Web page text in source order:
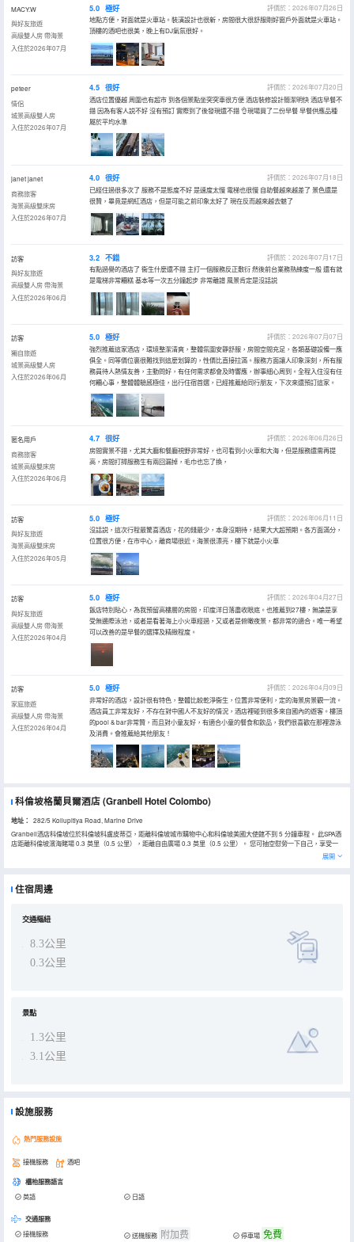
MACY.W
與好友旅遊
高級雙人房 帶海景
入住於2026年07月
5.0 極好
評價於：2026年07月26日
地點方便，對面就是火車站。裝潢設計也很新，房間很大很舒服剛好窗戶外面就是火車站。
頂樓的酒吧也很美，晚上有DJ氣氛很好。
peteer
情侶
城景高級雙人房
入住於2026年07月
4.5 很好
評價於：2026年07月20日
酒店位置優越 周圍也有超市 到各個景點坐突突車很方便 酒店裝修設計簡潔明快 酒店早餐不
錯 因為有客人説不好 沒有預訂 實際到了後發現還不錯 👌現場買了二份早餐 早餐供應品種
屬於平均水準
janet janet
商務旅客
海景高級雙床房
入住於2026年07月
4.0 很好
評價於：2026年07月18日
已經住過很多次了 服務不是態度不好 是速度太慢 電梯也很慢 自助餐越來越差了 景色還是
很贊，畢竟是網紅酒店，但是可能之前印象太好了 現在反而越來越去魅了
訪客
與好友旅遊
高級雙人房 帶海景
入住於2026年06月
3.2 不錯
評價於：2026年07月17日
有點過譽的酒店了 衞生什麼還不錯 主打一個服務反正敷衍 然後前台業務熟練度一般 還有就
是電梯非常糟糕 基本等一次五分鐘起步 非常離譜 風景肯定是沒話説
訪客
獨自旅遊
城景高級雙人房
入住於2026年06月
5.0 極好
評價於：2026年07月07日
強烈推薦這家酒店，環境整潔清爽，整體氛圍安靜舒服，房間空間充足，各類基礎設備一應
俱全。同等價位裏很難找到這麼划算的，性價比直接拉滿。服務方面讓人印象深刻，所有服
務員待人熱情友善，主動問好，有任何需求都會及時響應，辦事細心周到。全程入住沒有任
何糟心事，整體體驗感極佳，出行住宿首選，已經推薦給同行朋友，下次來還預訂這家。
匿名用戶
商務旅客
城景高級雙床房
入住於2026年06月
4.7 很好
評價於：2026年06月26日
房間實景不錯，尤其大廳和餐廳視野非常好，也可看到小火車和大海，但是服務還需再提
高，房間打掃服務生有兩回漏掉，毛巾也忘了換，
訪客
與好友旅遊
海景高級雙床房
入住於2026年05月
5.0 極好
評價於：2026年06月11日
沒話説，這次行程最驚喜酒店，花的錢最少，本身沒期待，結果大大超預期。各方面滿分，
位置很方便，在市中心，離商場很近。海景很漂亮，樓下就是小火車
訪客
與好友旅遊
高級雙人房 帶海景
入住於2026年04月
5.0 極好
評價於：2026年04月27日
飯店特別貼心，為我預留高樓層的房間，印度洋日落盡收眼底。也推薦到27樓，無論是享
受無邊際泳池，或者是看著海上小火車經過，又或者是俯瞰夜景，都非常的適合。唯一希望
可以改善的是早餐的選擇及精緻程度。
訪客
家庭旅遊
高級雙人房 帶海景
入住於2026年04月
5.0 極好
評價於：2026年04月09日
非常好的酒店，設計很有特色，整體比較乾淨衞生，位置非常便利，定的海景房景觀一流。
酒店員工非常友好，不存在對中國人不友好的情況，酒店裡碰到很多來自國內的遊客。樓頂
的pool & bar非常贊，而且對小童友好，有適合小童的餐食和飲品，我們很喜歡在那裡游泳
及消費。會推薦給其他朋友！
科倫坡格蘭貝爾酒店(Granbell Hotel Colombo)
地址：
282/5 Kollupitiya Road, Marine Drive
Granbell酒店科倫坡位於科倫坡科盧皮蒂亞，距離科倫坡城市購物中心和科倫坡美國大使館不到 5 分鐘車程。 此SPA酒
店距離科倫坡濱海賭場 0.3 英里（0.5 公里），距離自由廣場 0.3 英里（0.5 公里）。 您可抽空慰勞一下自己，享受一
下全方位服務的 SPA。您可以充分利用室外游泳池、蒸汽浴室和健身中心等度假設施。此酒店還提供免費 WiFi、禮賓服
務和宴會廳。 酒店設有 2 間餐廳，您可以選擇到Minori簡單吃一點，也可以待在房間裏，享受客房送餐服務。此外咖啡
（13993 平方英尺）的空間，包括會議場地和會議室。酒店提供免費自助停車。 有 292 間空調客房提供液晶電視；您
展開
住宿周邊
交通樞紐
8.3公里
0.3公里
景點
1.3公里
3.1公里
設施服務
熱門服務設施
接機服務 酒吧
櫃枱服務語言
英語 日語
交通服務
接機服務 送機服務 附加费 停車場 免費